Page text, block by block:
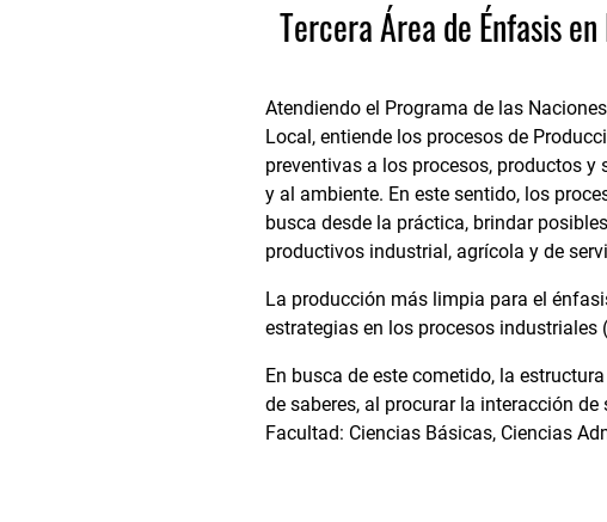
Tercera Área de Énfasis
Atendiendo el Programa de las
Local, entiende los procesos de
preventivas a los procesos, productos
y al ambiente. En este sentido, los
busca desde la práctica, brindar
productivos industrial, agrícola y de
La producción más limpia para el
estrategias en los procesos
En busca de este cometido, la
de saberes, al procurar la interacción
Facultad: Ciencias Básicas, Ciencias